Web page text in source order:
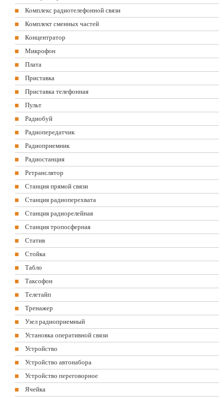
Комплекс радиотелефонной связи
Комплект сменных частей
Концентратор
Микрофон
Плата
Приставка
Приставка телефонная
Пульт
Радиобуй
Радиопередатчик
Радиоприемник
Радиостанция
Ретранслятор
Станция прямой связи
Станция радиоперехвата
Станция радиорелейная
Станция тропосферная
Статив
Стойка
Табло
Таксофон
Телетайп
Тренажер
Узел радиоприемный
Установка оперативной связи
Устройство
Устройство автонабора
Устройство переговорное
Ячейка